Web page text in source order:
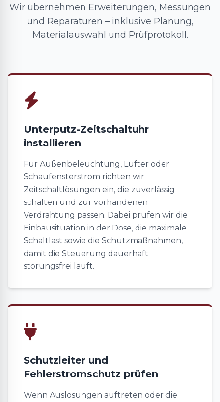
Wir übernehmen Erweiterungen, Messungen
und Reparaturen – inklusive Planung,
Materialauswahl und Prüfprotokoll.
Unterputz-Zeitschaltuhr
installieren
Für Außenbeleuchtung, Lüfter oder
Schaufensterstrom richten wir
Zeitschaltlösungen ein, die zuverlässig
schalten und zur vorhandenen
Verdrahtung passen. Dabei prüfen wir die
Einbausituation in der Dose, die maximale
Schaltlast sowie die Schutzmaßnahmen,
damit die Steuerung dauerhaft
störungsfrei läuft.
Schutzleiter und
Fehlerstromschutz prüfen
Wenn Auslösungen auftreten oder die